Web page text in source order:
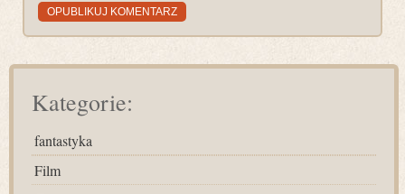
Kategorie:
fantastyka
Film